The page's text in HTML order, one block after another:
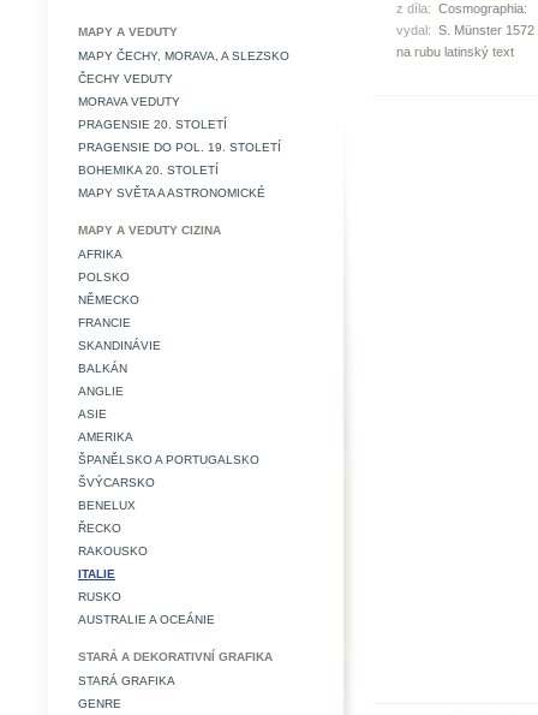
MAPY A VEDUTY
MAPY ČECHY, MORAVA, A SLEZSKO
ČECHY VEDUTY
MORAVA VEDUTY
PRAGENSIE 20. STOLETÍ
PRAGENSIE DO POL. 19. STOLETÍ
BOHEMIKA 20. STOLETÍ
MAPY SVĚTA A ASTRONOMICKÉ
MAPY A VEDUTY CIZINA
AFRIKA
POLSKO
NĚMECKO
FRANCIE
SKANDINÁVIE
BALKÁN
ANGLIE
ASIE
AMERIKA
ŠPANĚLSKO A PORTUGALSKO
ŠVÝCARSKO
BENELUX
ŘECKO
RAKOUSKO
ITALIE
RUSKO
AUSTRALIE A OCEÁNIE
STARÁ A DEKORATIVNÍ GRAFIKA
STARÁ GRAFIKA
GENRE
z díla: Cosmographia:
vydal: S. Münster 1572
na rubu latinský text